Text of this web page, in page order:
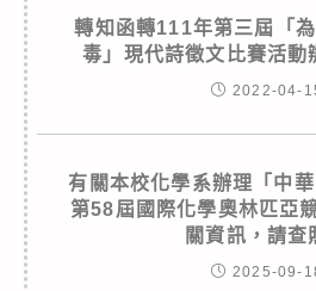
轉知 函轉111年第三屆「
毒」現代詩徵文比賽活動
2022-04-
有關本校化學系辦理「中
第58屆國際化學奧林匹亞
關資訊，請查
2025-09-